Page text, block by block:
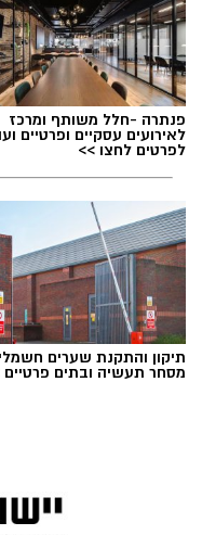
פנתרה -חלל משותף ומרכז
לאירועים עסקיים ופרטיים
לפרטים לחצו >>
תיקון והתקנת שערים
מסחר תעשיה ובתים פרטיים